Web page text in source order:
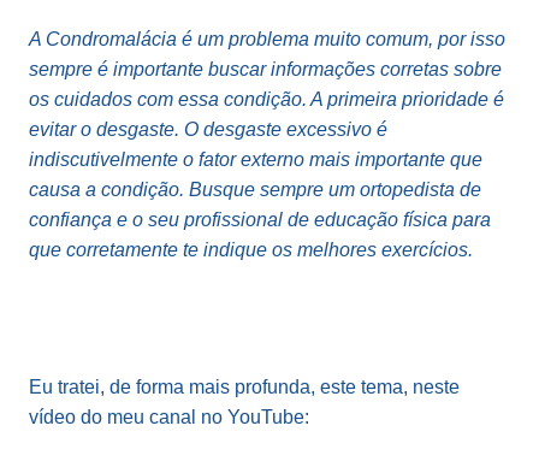
A Condromalácia é um problema muito comum, por isso
sempre é importante buscar informações corretas sobre
os cuidados com essa condição. A primeira prioridade é
evitar o desgaste. O desgaste excessivo é
indiscutivelmente o fator externo mais importante que
causa a condição. Busque sempre um ortopedista de
confiança e o seu profissional de educação física para
que corretamente te indique os melhores exercícios.
Eu tratei, de forma mais profunda, este tema, neste
vídeo do meu canal no YouTube: